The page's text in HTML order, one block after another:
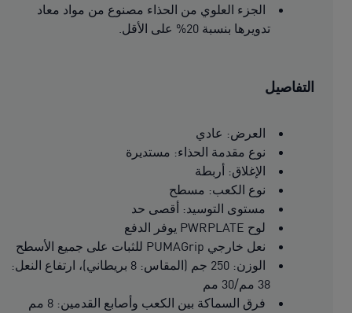
الجزء العلوي من الحذاء مصنوع من مواد معاد
تدويرها بنسبة 20% على الأقل.
التفاصيل
العرض: عادي
نوع مقدمة الحذاء: مستديرة
الإغلاق: أربطة
نوع الكعب: مسطح
مستوى التوسيد: أقصى حد
لوح PWRPLATE يوفر الدفع
نعل خارجي PUMAGrip للثبات على جميع الأسطح
الوزن: 250 جم (المقاس: 8 بريطاني)، ارتفاع النعل:
38 مم/30 مم
فرق السماكة بين الكعب وأصابع القدمين: 8 مم